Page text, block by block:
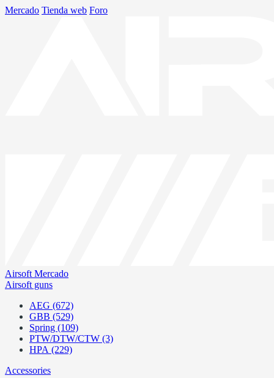
Mercado Tienda web Foro
Airsoft Mercado
Airsoft guns
AEG (672)
GBB (529)
Spring (109)
PTW/DTW/CTW (3)
HPA (229)
Accessories